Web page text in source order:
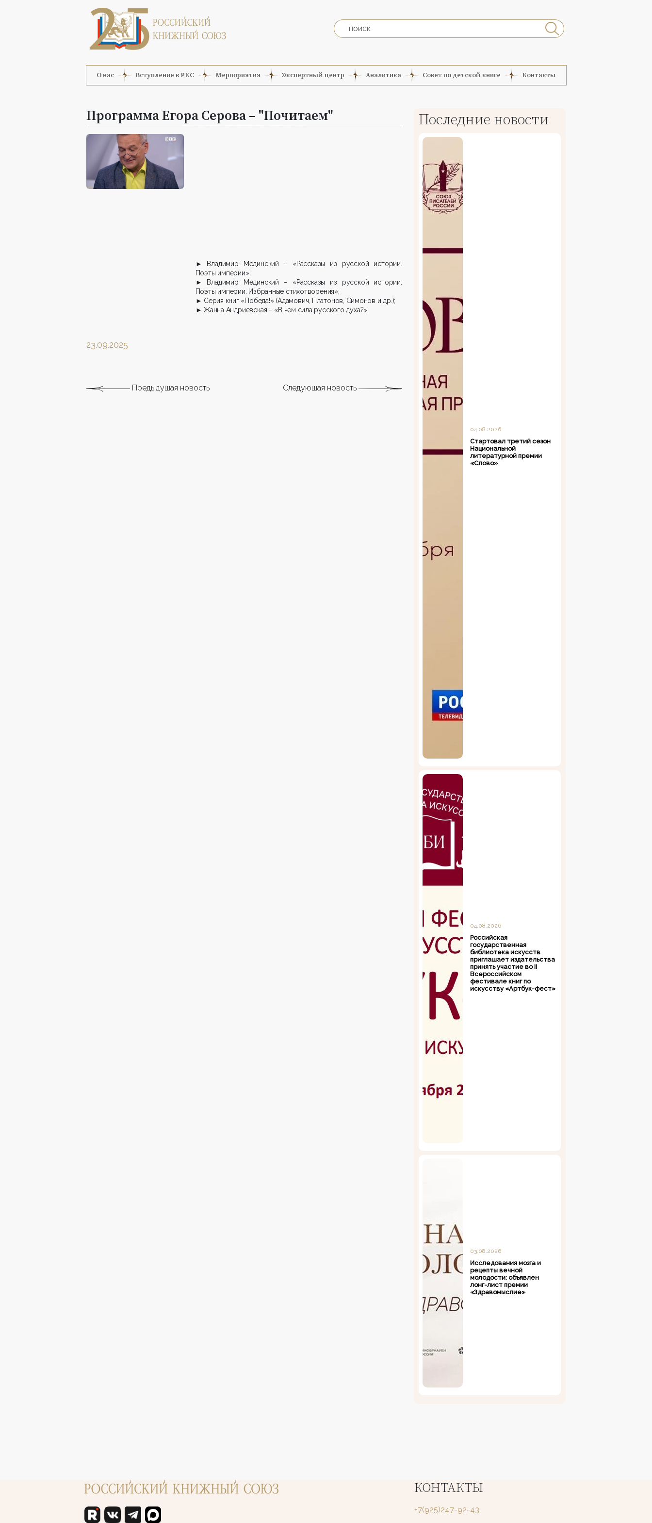
О нас Вступление в РКС Мероприятия Экспертный центр Аналитика Совет по детской книге Контакты
Программа Егора Серова – "Почитаем"
► Владимир Мединский – «Рассказы из русской истории.
Поэты империи»;
► Владимир Мединский – «Рассказы из русской истории.
Поэты империи. Избранные стихотворения»;
► Серия книг «Победа!» (Адамович, Платонов, Симонов и др.);
► Жанна Андриевская – «В чем сила русского духа?».
23.09.2025
Предыдущая новость Следующая новость
Последние новости
04.08.2026
Стартовал третий сезон
Национальной
литературной премии
«Слово»
04.08.2026
Российская
государственная
библиотека искусств
приглашает издательства
принять участие во II
Всероссийском
фестивале книг по
искусству «Артбук-фест»
03.08.2026
Исследования мозга и
рецепты вечной
молодости: объявлен
лонг-лист премии
«Здравомыслие»
КОНТАКТЫ
+7(925)247-92-43